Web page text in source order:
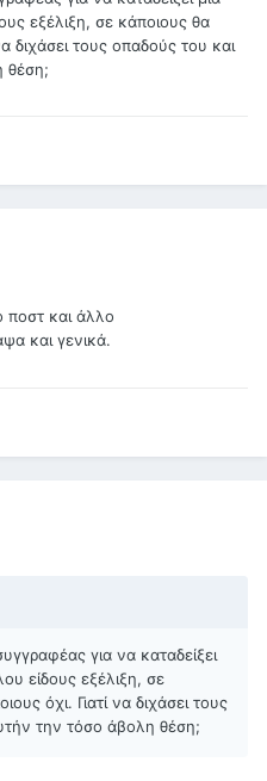
εξέλιξη, σε κάποιους θα
διχάσει τους οπαδούς του και
θέση;
και άλλο
και γενικά.
για να καταδείξει
είδους εξέλιξη, σε
όχι. Γιατί να διχάσει τους
την τόσο άβολη θέση;